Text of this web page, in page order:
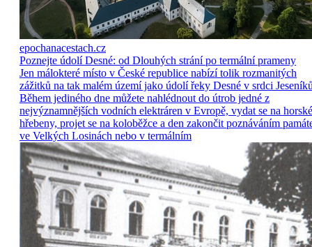
epochanacestach.cz
Poznejte údolí Desné: od Dlouhých strání po termální prameny
Jen málokteré místo v České republice nabízí tolik rozmanitých
zážitků na tak malém území jako údolí řeky Desné v srdci
Během jediného dne můžete nahlédnout do útrob jedné z
nejvýznamnějších vodních elektráren v Evropě, vydat se na horské
hřebeny, projet se na koloběžce a den zakončit poznáváním
ve Velkých Losinách nebo v termálním